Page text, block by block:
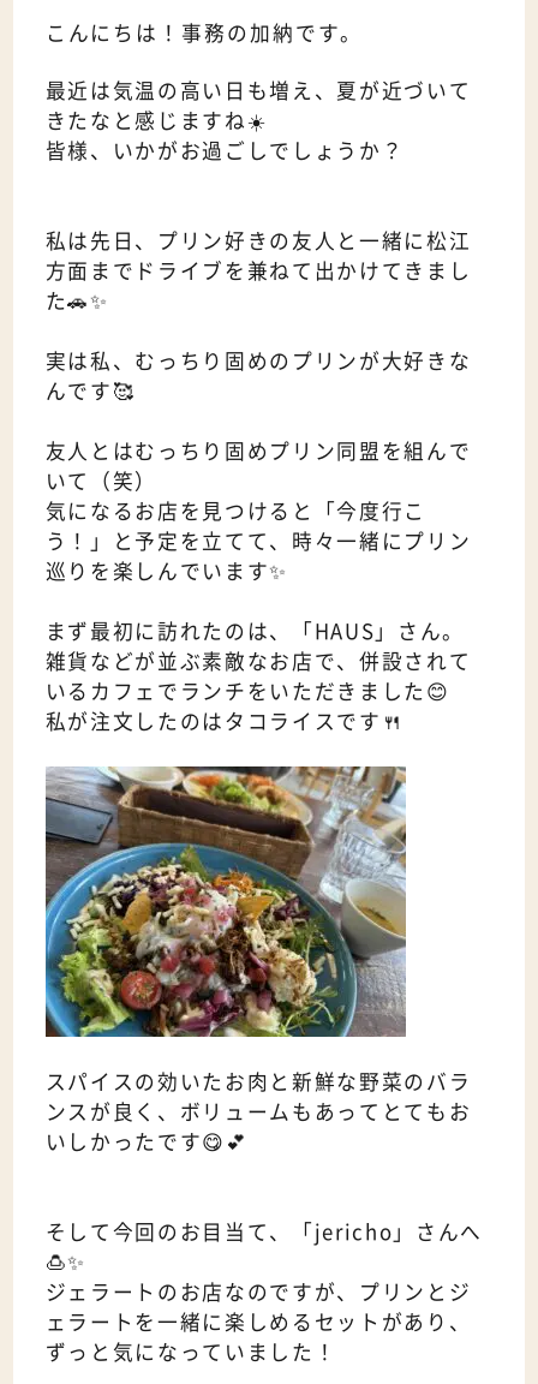
こんにちは！事務の加納です。
最近は気温の高い日も増え、夏が近づいて
きたなと感じますね☀️
皆様、いかがお過ごしでしょうか？
私は先日、プリン好きの友人と一緒に松江
方面までドライブを兼ねて出かけてきまし
た🚗✨
実は私、むっちり固めのプリンが大好きな
んです🥰
友人とはむっちり固めプリン同盟を組んで
いて（笑）
気になるお店を見つけると「今度行こ
う！」と予定を立てて、時々一緒にプリン
巡りを楽しんでいます✨
まず最初に訪れたのは、「HAUS」さん。
雑貨などが並ぶ素敵なお店で、併設されて
いるカフェでランチをいただきました😊
私が注文したのはタコライスです🍴
スパイスの効いたお肉と新鮮な野菜のバラ
ンスが良く、ボリュームもあってとてもお
いしかったです😋💕
そして今回のお目当て、「jericho」さんへ
🍮✨
ジェラートのお店なのですが、プリンとジ
ェラートを一緒に楽しめるセットがあり、
ずっと気になっていました！